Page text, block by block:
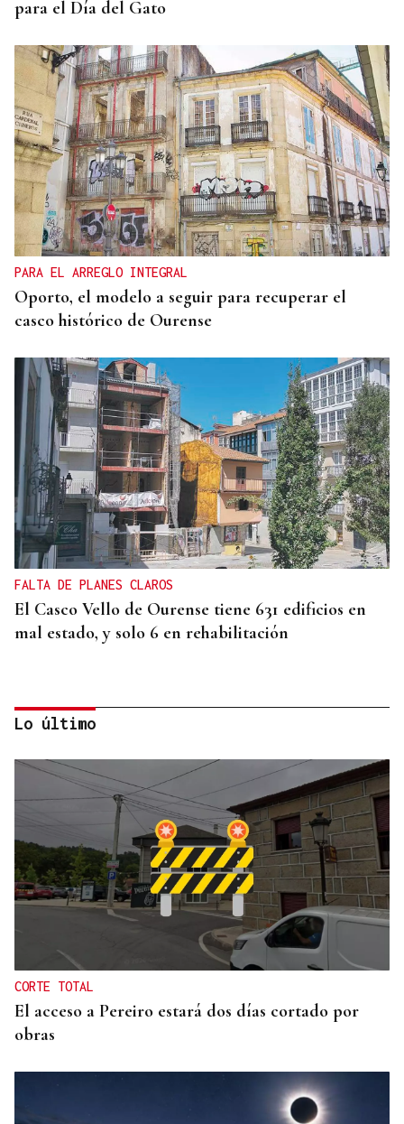
para el Día del Gato
PARA EL ARREGLO INTEGRAL
Oporto, el modelo a seguir para recuperar el
casco histórico de Ourense
FALTA DE PLANES CLAROS
El Casco Vello de Ourense tiene 631 edificios en
mal estado, y solo 6 en rehabilitación
JUICIO EN OURENSE
El ourensano de las 96 condenas suma una más
Lo último
CORTE TOTAL
El acceso a Pereiro estará dos días cortado por
obras